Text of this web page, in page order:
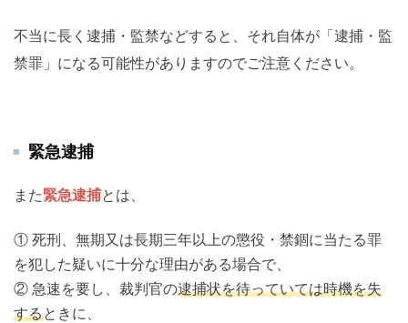
不当に長く逮捕・監禁などすると、それ自体が「逮捕・監
禁罪」になる可能性がありますのでご注意ください。
緊急逮捕
また緊急逮捕とは、
① 死刑、無期又は長期三年以上の懲役・禁錮に当たる罪
を犯した疑いに十分な理由がある場合で、
② 急速を要し、裁判官の逮捕状を待っていては時機を失
するときに、